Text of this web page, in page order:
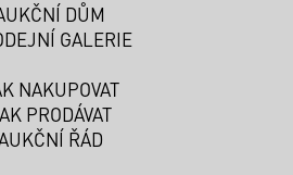
DŮM
GALERIE
NAKUPOVAT
PRODÁVAT
ŘÁD